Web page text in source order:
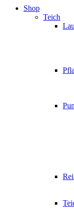
Shop
Teich